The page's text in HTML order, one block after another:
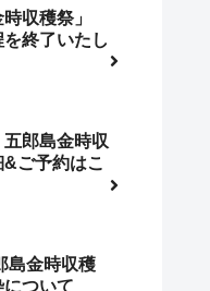
時収穫祭」
終了いたし
五郎島金時収
ご予約はこ
島金時収穫
ついて